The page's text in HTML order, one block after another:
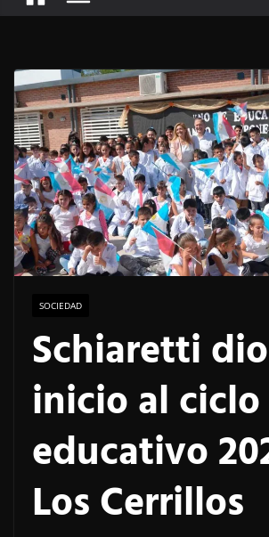
SOCIEDAD
Schiaretti dio
inicio al ciclo
educativo
Los Cerrillos